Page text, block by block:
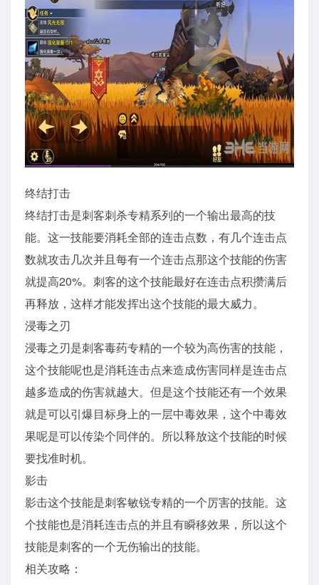
终结打击
终结打击是刺客刺杀专精系列的一个输出最高的技
能。这一技能要消耗全部的连击点数，有几个连击点
数就攻击几次并且每有一个连击点那这个技能的伤害
就提高20%。刺客的这个技能最好在连击点积攒满后
再释放，这样才能发挥出这个技能的最大威力。
浸毒之刃
浸毒之刃是刺客毒药专精的一个较为高伤害的技能，
这个技能呢也是消耗连击点来造成伤害同样是连击点
越多造成的伤害就越大。但是这个技能还有一个效果
就是可以引爆目标身上的一层中毒效果，这个中毒效
果呢是可以传染个同伴的。所以释放这个技能的时候
要找准时机。
影击
影击这个技能是刺客敏锐专精的一个厉害的技能。这
个技能也是消耗连击点的并且有瞬移效果，所以这个
技能是刺客的一个无伤输出的技能。
相关攻略：